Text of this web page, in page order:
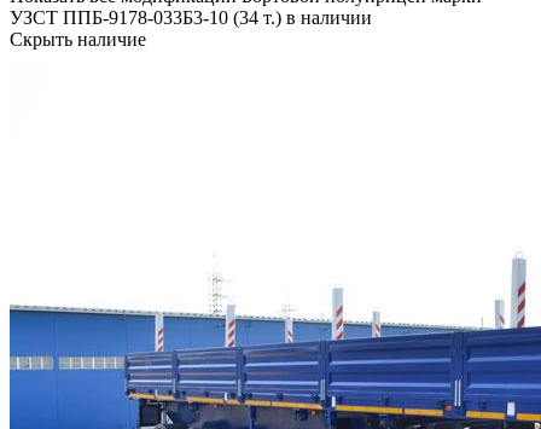
УЗСТ ППБ-9178-033Б3-10 (34 т.) в наличии
Скрыть наличие